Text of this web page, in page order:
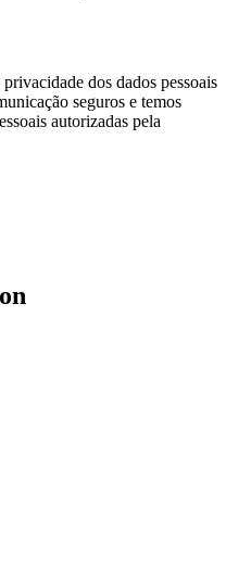
dos dados pessoais
seguros e temos
autorizadas pela